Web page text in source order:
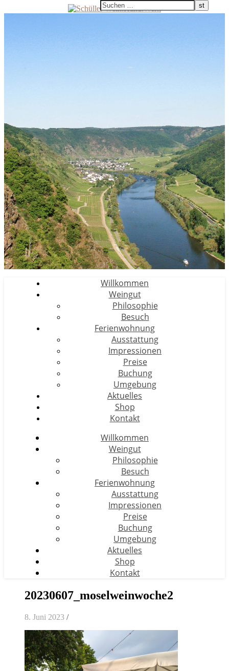
Willkommen
Weingut
Philosophie
Besuch
Ferienwohnung
Ausstattung
Impressionen
Preise
Buchung
Umgebung
Aktuelles
Shop
Kontakt
Willkommen
Weingut
Philosophie
Besuch
Ferienwohnung
Ausstattung
Impressionen
Preise
Buchung
Umgebung
Aktuelles
Shop
Kontakt
20230607_moselweinwoche2
8. Juni 2023 /